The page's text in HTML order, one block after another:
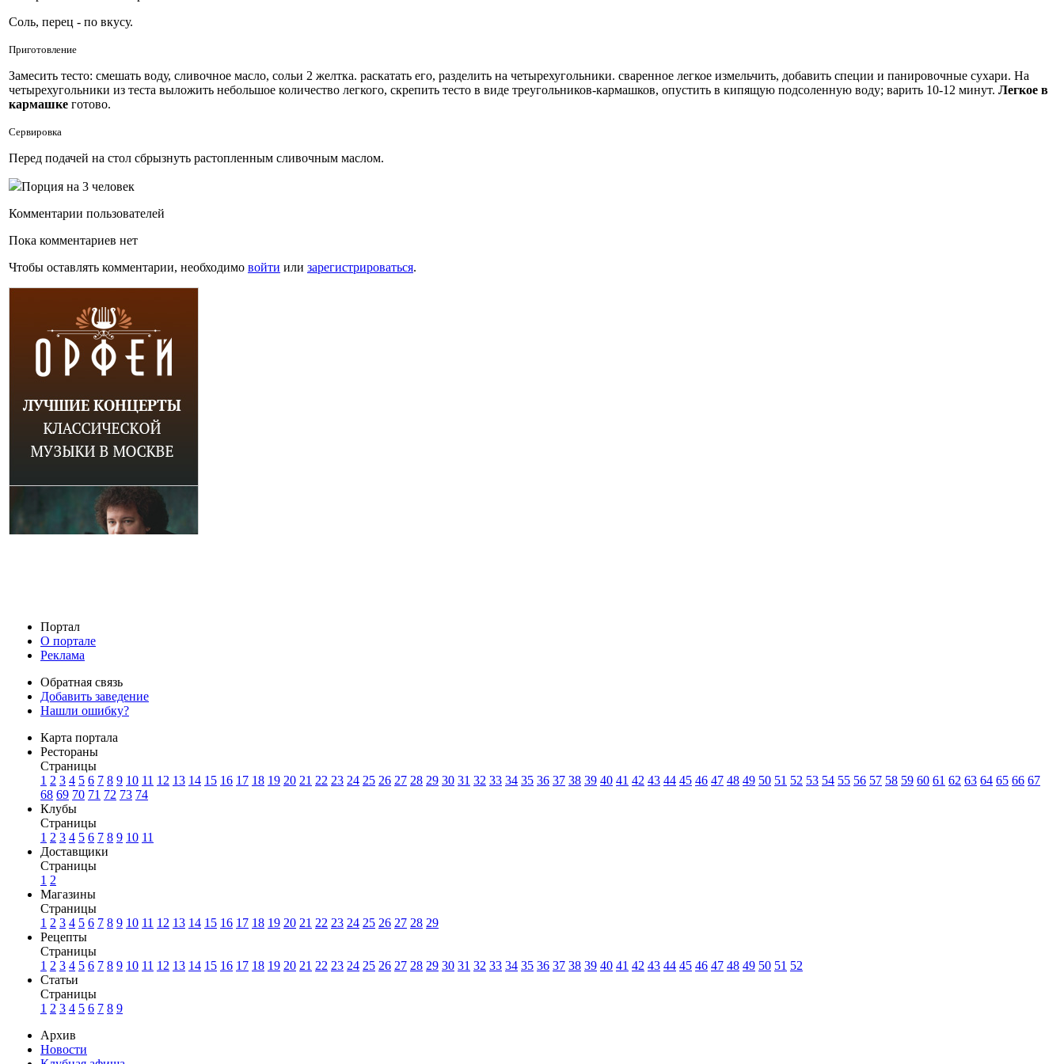
Соль, перец - по вкусу.
Приготовление
Замесить тесто: смешать воду, сливочное масло, сольи 2 желтка. раскатать его, разделить на четырехугольники. сваренное легкое измельчить, добавить специи и панировочные сухари. На
четырехугольники из теста выложить небольшое количество легкого, скрепить тесто в виде треугольников-кармашков, опустить в кипящую подсоленную воду; варить 10-12 минут. Легкое в
кармашке готово.
Сервировка
Перед подачей на стол сбрызнуть растопленным сливочным маслом.
Порция на 3 человек
Комментарии пользователей
Пока комментариев нет
Чтобы оставлять комментарии, необходимо войти или зарегистрироваться.
Портал
О портале
Реклама
Обратная связь
Добавить заведение
Нашли ошибку?
Карта портала
Рестораны
Страницы
1 2 3 4 5 6 7 8 9 10 11 12 13 14 15 16 17 18 19 20 21 22 23 24 25 26 27 28 29 30 31 32 33 34 35 36 37 38 39 40 41 42 43 44 45 46 47 48 49 50 51 52 53 54 55 56 57 58 59 60 61 62 63 64 65 66 67
68 69 70 71 72 73 74
Клубы
Страницы
1 2 3 4 5 6 7 8 9 10 11
Доставщики
Страницы
1 2
Магазины
Страницы
1 2 3 4 5 6 7 8 9 10 11 12 13 14 15 16 17 18 19 20 21 22 23 24 25 26 27 28 29
Рецепты
Страницы
1 2 3 4 5 6 7 8 9 10 11 12 13 14 15 16 17 18 19 20 21 22 23 24 25 26 27 28 29 30 31 32 33 34 35 36 37 38 39 40 41 42 43 44 45 46 47 48 49 50 51 52
Статьи
Страницы
1 2 3 4 5 6 7 8 9
Архив
Новости